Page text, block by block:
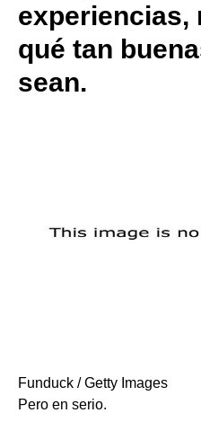
experiencias,
qué tan
sean.
Funduck / Getty Images
Pero en serio.